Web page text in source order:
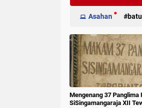
Asahan
Mengenang 37 Panglima
SiSingamangaraja XII